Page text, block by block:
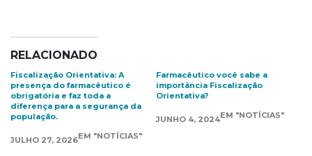
RELACIONADO
Fiscalização Orientativa: A
presença do farmacêutico é
obrigatória e faz toda a
diferença para a segurança da
população.
JULHO 27, 2026EM "NOTÍCIAS"
Farmacêutico você sabe a
importância Fiscalização
Orientativa?
JUNHO 4, 2024EM "NOTÍCIAS"